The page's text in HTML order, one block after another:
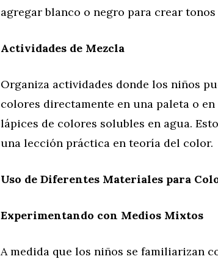
agregar blanco o negro para crear tonos
Actividades de Mezcla
Organiza actividades donde los niños
colores directamente en una paleta o
lápices de colores solubles en agua.
una lección práctica en teoría del color.
Uso de Diferentes Materiales para
Experimentando con Medios Mixtos
A medida que los niños se familiarizan